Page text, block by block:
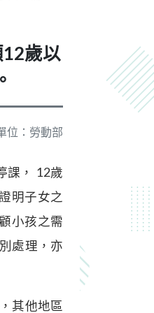
歲以
位：勞動部
課， 12歲
明子女之
小孩之需
處理，亦
其他地區